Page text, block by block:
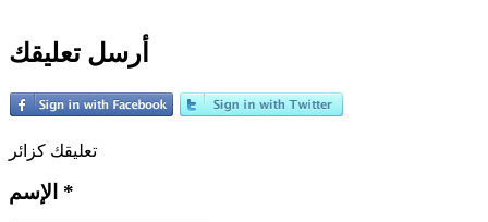
أرسل تعليقك
تعليقك كزائر
*